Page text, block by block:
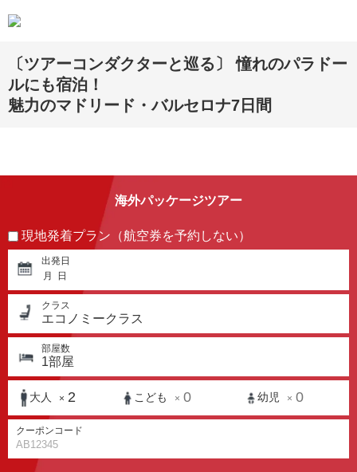
〔ツアーコンダクターと巡る〕 憧れのパラドー
ルにも宿泊！
魅力のマドリード・バルセロナ7日間
海外パッケージツアー
現地発着プラン（航空券を予約しない）
出発日
月
日
クラス
エコノミークラス
部屋数
1部屋
大人 × 2 こども × 0 幼児 × 0
クーポンコード